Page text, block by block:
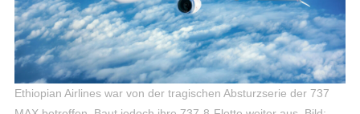
Ethiopian Airlines war von der tragischen Absturzserie der 737